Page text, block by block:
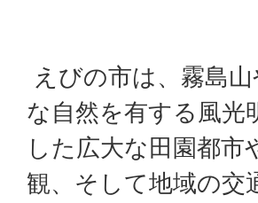
えびの市は、霧島
な自然を有する風光
した広大な田園都
観、そして地域の交